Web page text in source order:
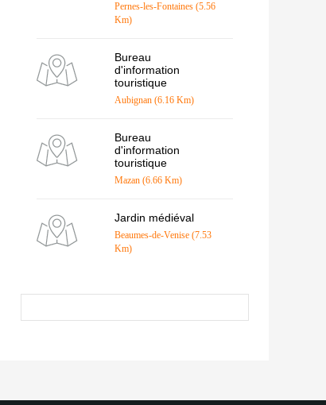
Pernes-les-Fontaines (5.56
Km)
Bureau
d'information
touristique
Aubignan (6.16 Km)
Bureau
d'information
touristique
Mazan (6.66 Km)
Jardin médiéval
Beaumes-de-Venise (7.53
Km)